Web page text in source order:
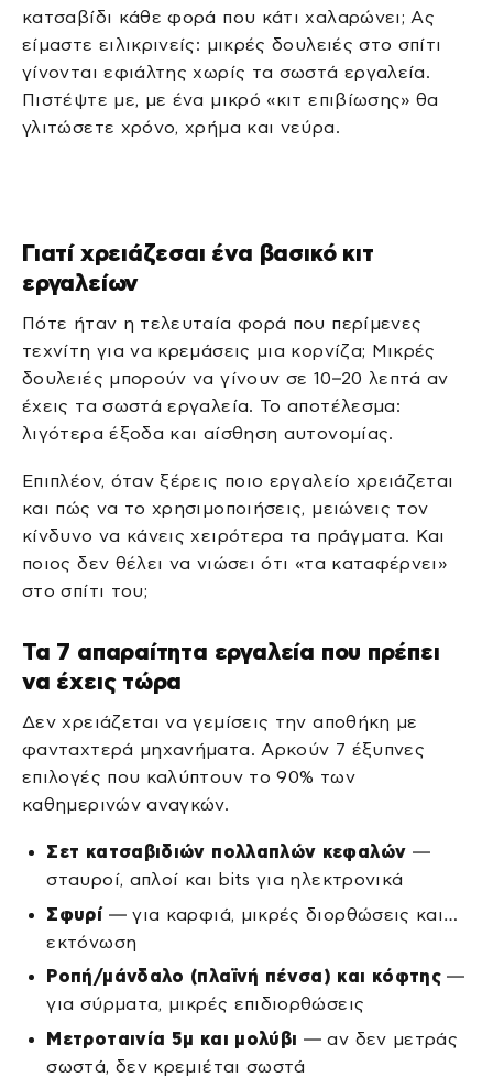
κατσαβίδι κάθε φορά που κάτι χαλαρώνει; Ας
είμαστε ειλικρινείς: μικρές δουλειές στο σπίτι
γίνονται εφιάλτης χωρίς τα σωστά εργαλεία.
Πιστέψτε με, με ένα μικρό «κιτ επιβίωσης» θα
γλιτώσετε χρόνο, χρήμα και νεύρα.
Γιατί χρειάζεσαι ένα βασικό κιτ
εργαλείων
Πότε ήταν η τελευταία φορά που περίμενες
τεχνίτη για να κρεμάσεις μια κορνίζα; Μικρές
δουλειές μπορούν να γίνουν σε 10–20 λεπτά αν
έχεις τα σωστά εργαλεία. Το αποτέλεσμα:
λιγότερα έξοδα και αίσθηση αυτονομίας.
Επιπλέον, όταν ξέρεις ποιο εργαλείο χρειάζεται
και πώς να το χρησιμοποιήσεις, μειώνεις τον
κίνδυνο να κάνεις χειρότερα τα πράγματα. Και
ποιος δεν θέλει να νιώσει ότι «τα καταφέρνει»
στο σπίτι του;
Τα 7 απαραίτητα εργαλεία που πρέπει
να έχεις τώρα
Δεν χρειάζεται να γεμίσεις την αποθήκη με
φανταχτερά μηχανήματα. Αρκούν 7 έξυπνες
επιλογές που καλύπτουν το 90% των
καθημερινών αναγκών.
Σετ κατσαβιδιών πολλαπλών κεφαλών —
σταυροί, απλοί και bits για ηλεκτρονικά
Σφυρί — για καρφιά, μικρές διορθώσεις και…
εκτόνωση
Ροπή/μάνδαλο (πλαϊνή πένσα) και κόφτης —
για σύρματα, μικρές επιδιορθώσεις
Μετροταινία 5μ και μολύβι — αν δεν μετράς
σωστά, δεν κρεμιέται σωστά